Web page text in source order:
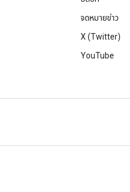
จดหมายข่าว
X (Twitter)
YouTube